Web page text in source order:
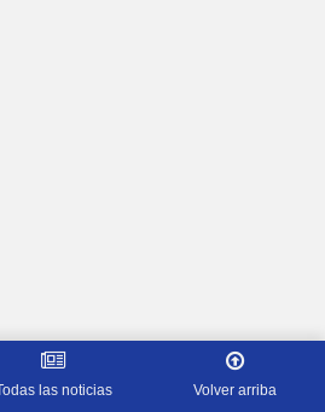
las noticias Volver arriba